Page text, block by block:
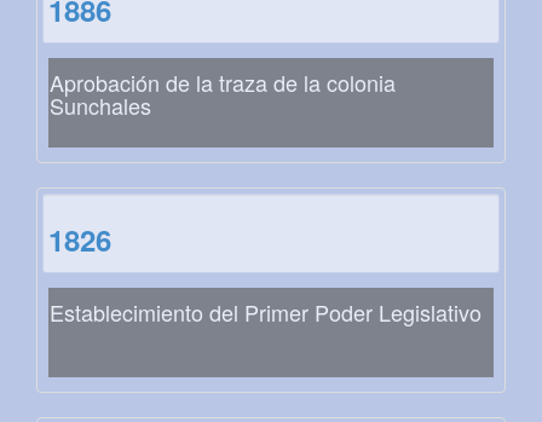
1886
Aprobación de la traza de la colonia
Sunchales
1826
Establecimiento del Primer Poder Legislativo